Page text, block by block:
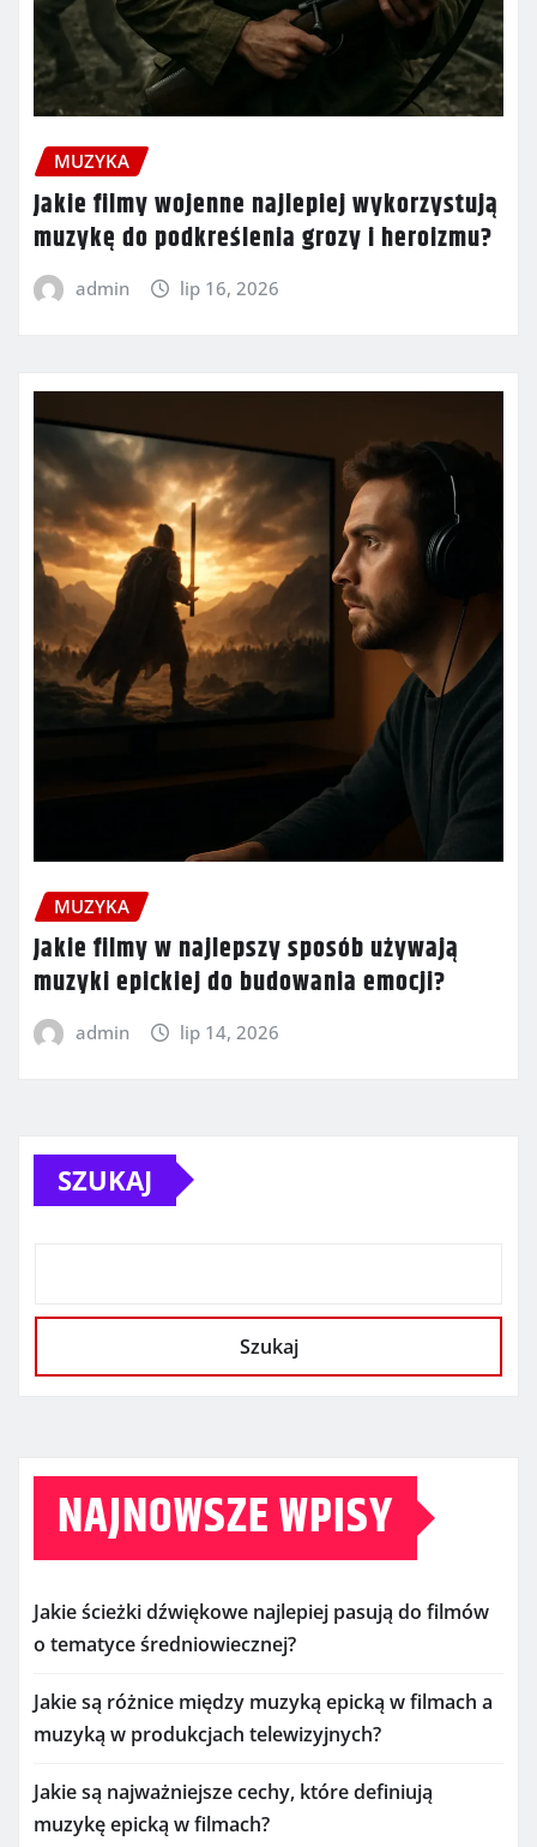
MUZYKA
Jakie filmy wojenne najlepiej wykorzystują
muzykę do podkreślenia grozy i heroizmu?
admin lip 16, 2026
MUZYKA
Jakie filmy w najlepszy sposób używają
muzyki epickiej do budowania emocji?
admin lip 14, 2026
SZUKAJ
Szukaj
NAJNOWSZE WPISY
Jakie ścieżki dźwiękowe najlepiej pasują do filmów
o tematyce średniowiecznej?
Jakie są różnice między muzyką epicką w filmach a
muzyką w produkcjach telewizyjnych?
Jakie są najważniejsze cechy, które definiują
muzykę epicką w filmach?